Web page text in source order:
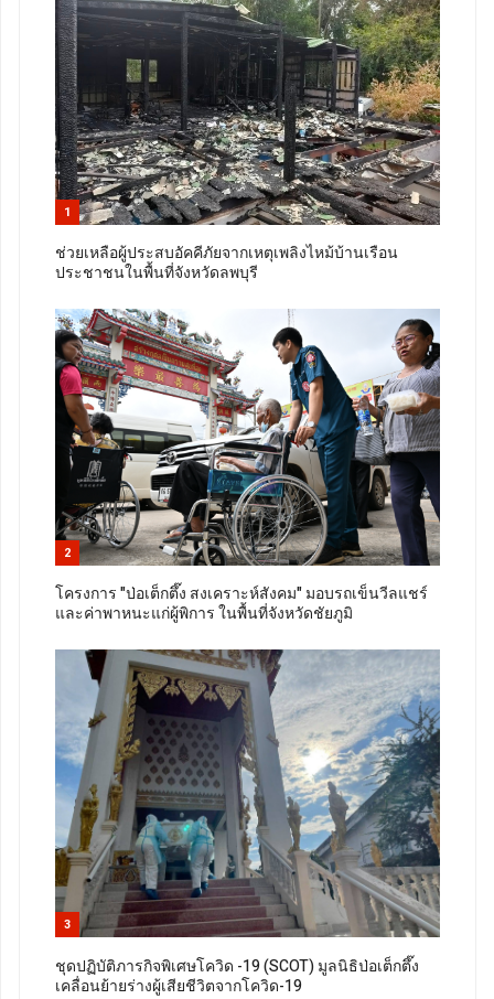
1
ช่วยเหลือผู้ประสบอัคคีภัยจากเหตุเพลิงไหม้บ้านเรือน
ประชาชนในพื้นที่จังหวัดลพบุรี
2
โครงการ "ป่อเต็กตึ๊ง สงเคราะห์สังคม" มอบรถเข็นวีลแชร์
และค่าพาหนะแก่ผู้พิการ ในพื้นที่จังหวัดชัยภูมิ
3
ชุดปฏิบัติภารกิจพิเศษโควิด -19 (SCOT) มูลนิธิป่อเต็กตึ๊ง
เคลื่อนย้ายร่างผู้เสียชีวิตจากโควิด-19